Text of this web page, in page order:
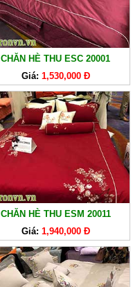
CHĂN HÈ THU ESC 20001
Giá: 1,530,000 Đ
CHĂN HÈ THU ESM 20011
Giá: 1,940,000 Đ